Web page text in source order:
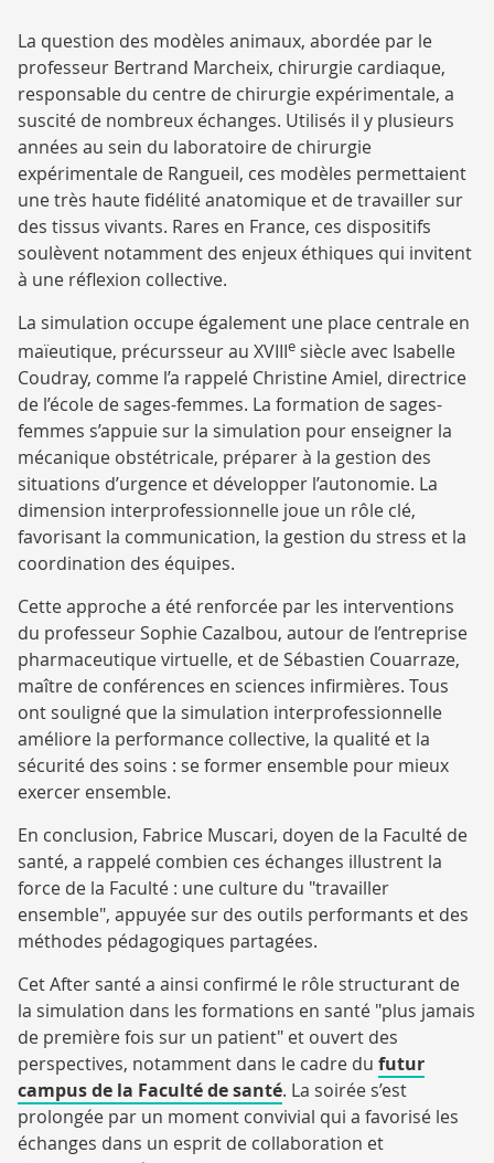
La question des modèles animaux, abordée par le
professeur Bertrand Marcheix, chirurgie cardiaque,
responsable du centre de chirurgie expérimentale, a
suscité de nombreux échanges. Utilisés il y plusieurs
années au sein du laboratoire de chirurgie
expérimentale de Rangueil, ces modèles permettaient
une très haute fidélité anatomique et de travailler sur
des tissus vivants. Rares en France, ces dispositifs
soulèvent notamment des enjeux éthiques qui invitent
à une réflexion collective.
La simulation occupe également une place centrale en
maïeutique, précursseur au XVIIIe siècle avec Isabelle
Coudray, comme l’a rappelé Christine Amiel, directrice
de l’école de sages-femmes. La formation de sages-
femmes s’appuie sur la simulation pour enseigner la
mécanique obstétricale, préparer à la gestion des
situations d’urgence et développer l’autonomie. La
dimension interprofessionnelle joue un rôle clé,
favorisant la communication, la gestion du stress et la
coordination des équipes.
Cette approche a été renforcée par les interventions
du professeur Sophie Cazalbou, autour de l’entreprise
pharmaceutique virtuelle, et de Sébastien Couarraze,
maître de conférences en sciences infirmières. Tous
ont souligné que la simulation interprofessionnelle
améliore la performance collective, la qualité et la
sécurité des soins : se former ensemble pour mieux
exercer ensemble.
En conclusion, Fabrice Muscari, doyen de la Faculté de
santé, a rappelé combien ces échanges illustrent la
force de la Faculté : une culture du "travailler
ensemble", appuyée sur des outils performants et des
méthodes pédagogiques partagées.
Cet After santé a ainsi confirmé le rôle structurant de
la simulation dans les formations en santé "plus jamais
de première fois sur un patient" et ouvert des
perspectives, notamment dans le cadre du futur
campus de la Faculté de santé. La soirée s’est
prolongée par un moment convivial qui a favorisé les
échanges dans un esprit de collaboration et